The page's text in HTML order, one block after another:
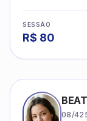
SESSÃO
R$ 80
08/